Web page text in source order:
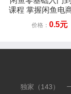
课程 掌握闲鱼电
价格： 0.5元
独家（143）